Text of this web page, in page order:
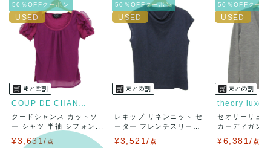
とがあれ
また並行
万が一、
決済方法 クレジ
出荷 送料：
出荷目
出荷予定
50％OFFクーポン
クードシャンス カットソ
ー シャツ 半袖 シフォン...
¥3,631/ 点
50％OFFクーポン
レキップ リネンニット セ
ーター フレンチスリー
¥3,521/ 点
50％OFFク
theory
セオリーリ
カーディガ
¥6,381/ 点